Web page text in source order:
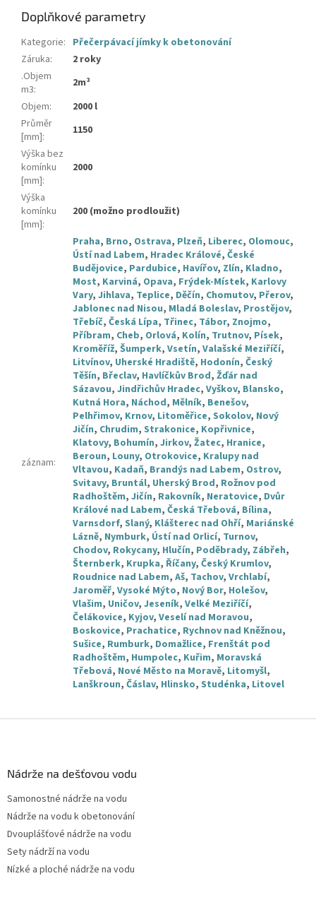
Doplňkové parametry
Kategorie: Přečerpávací jímky k obetonování
Záruka:
2 roky
.Objem
m3:
2m³
Objem:
2000 l
Průměr
[mm]:
1150
Výška bez
komínku
[mm]:
2000
Výška
komínku
[mm]:
200 (možno prodloužit)
záznam:
Praha, Brno, Ostrava, Plzeň, Liberec, Olomouc,
Ústí nad Labem, Hradec Králové, České
Budějovice, Pardubice, Havířov, Zlín, Kladno,
Most, Karviná, Opava, Frýdek-Místek, Karlovy
Vary, Jihlava, Teplice, Děčín, Chomutov, Přerov,
Jablonec nad Nisou, Mladá Boleslav, Prostějov,
Třebíč, Česká Lípa, Třinec, Tábor, Znojmo,
Příbram, Cheb, Orlová, Kolín, Trutnov, Písek,
Kroměříž, Šumperk, Vsetín, Valašské Meziříčí,
Litvínov, Uherské Hradiště, Hodonín, Český
Těšín, Břeclav, Havlíčkův Brod, Žďár nad
Sázavou, Jindřichův Hradec, Vyškov, Blansko,
Kutná Hora, Náchod, Mělník, Benešov,
Pelhřimov, Krnov, Litoměřice, Sokolov, Nový
Jičín, Chrudim, Strakonice, Kopřivnice,
Klatovy, Bohumín, Jirkov, Žatec, Hranice,
Beroun, Louny, Otrokovice, Kralupy nad
Vltavou, Kadaň, Brandýs nad Labem, Ostrov,
Svitavy, Bruntál, Uherský Brod, Rožnov pod
Radhoštěm, Jičín, Rakovník, Neratovice, Dvůr
Králové nad Labem, Česká Třebová, Bílina,
Varnsdorf, Slaný, Klášterec nad Ohří, Mariánské
Lázně, Nymburk, Ústí nad Orlicí, Turnov,
Chodov, Rokycany, Hlučín, Poděbrady, Zábřeh,
Šternberk, Krupka, Říčany, Český Krumlov,
Roudnice nad Labem, Aš, Tachov, Vrchlabí,
Jaroměř, Vysoké Mýto, Nový Bor, Holešov,
Vlašim, Uničov, Jeseník, Velké Meziříčí,
Čelákovice, Kyjov, Veselí nad Moravou,
Boskovice, Prachatice, Rychnov nad Kněžnou,
Sušice, Rumburk, Domažlice, Frenštát pod
Radhoštěm, Humpolec, Kuřim, Moravská
Třebová, Nové Město na Moravě, Litomyšl,
Lanškroun, Čáslav, Hlinsko, Studénka, Litovel
Nádrže na dešťovou vodu
Samonostné nádrže na vodu
Nádrže na vodu k obetonování
Dvouplášťové nádrže na vodu
Sety nádrží na vodu
Nízké a ploché nádrže na vodu